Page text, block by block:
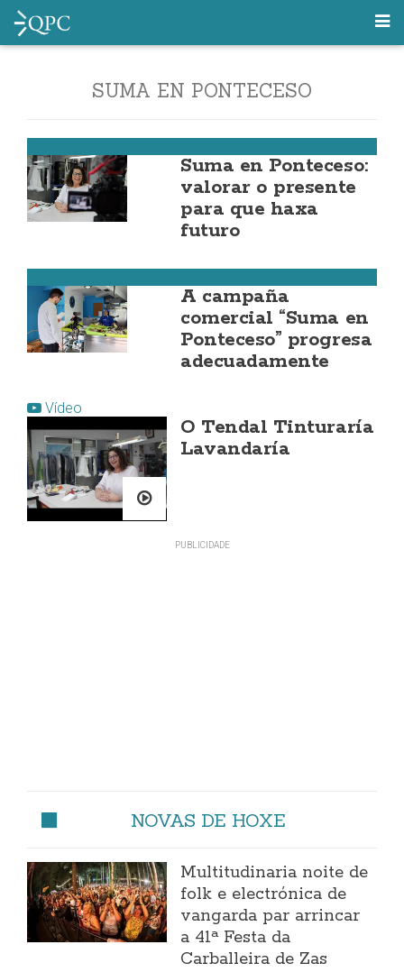
SUMA EN PONTECESO
Suma en Ponteceso:
valorar o presente
para que haxa
futuro
A campaña
comercial “Suma en
Ponteceso” progresa
adecuadamente
Vídeo
O Tendal Tinturaría
Lavandaría
NOVAS DE HOXE
Multitudinaria noite de
folk e electrónica de
vangarda par arrincar
a 41ª Festa da
Carballeira de Zas